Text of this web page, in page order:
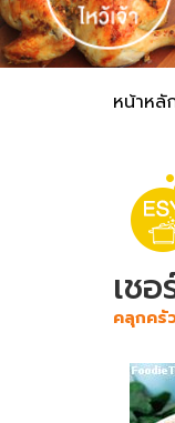
หน้าหลั
เช
คลุกครั